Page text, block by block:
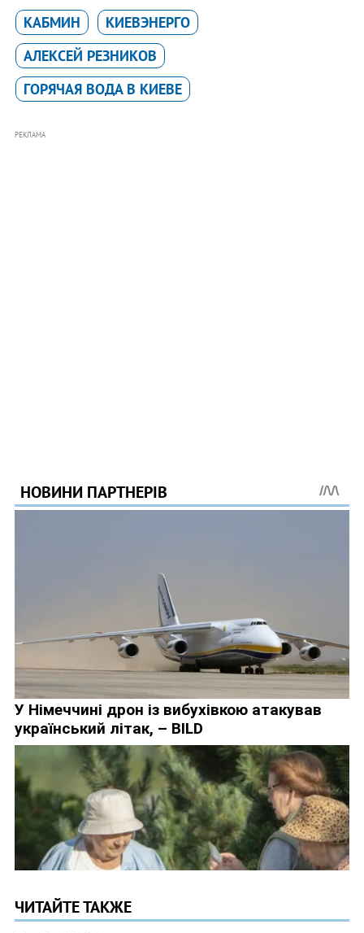
КАБМИН
КИЕВЭНЕРГО
АЛЕКСЕЙ РЕЗНИКОВ
ГОРЯЧАЯ ВОДА В КИЕВЕ
РЕКЛАМА
ЧИТАЙТЕ ТАКЖЕ